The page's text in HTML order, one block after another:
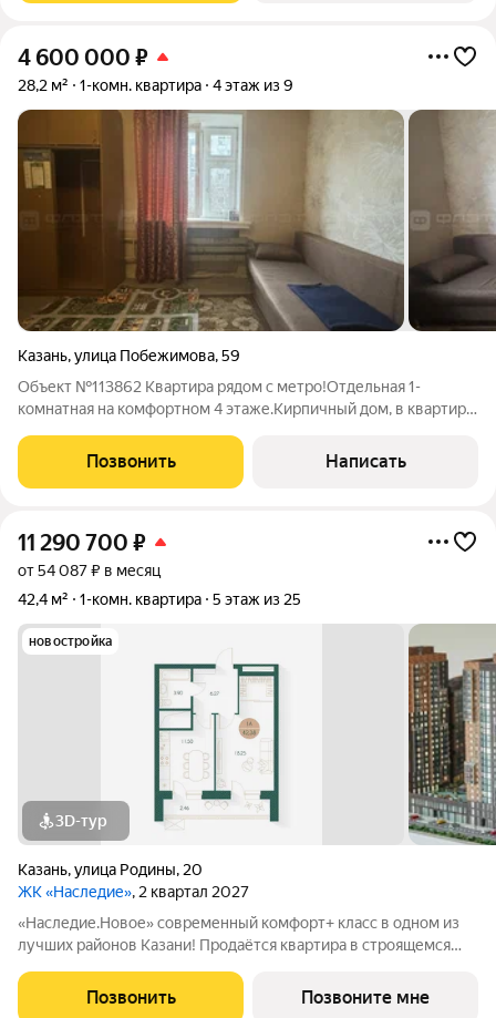
4 600 000 ₽
28,2 м² 1-комн. квартира 4 этаж из 9
Казань,улица Побежимова,59
Объект №113862 Квартира рядом с метро!Отдельная 1-
комнатная на комфортном 4 этаже.Кирпичный дом, в квартире
Собственный санузел по проекту. Общая площадь 28,2 кв.м.
Кухня 6,8 кв.м с выходом на
Позвонить Написать
11 290 700 ₽
от 54 087 ₽ в месяц
42,4 м²
1-комн. квартира 5 этаж из 25
новостройка
3D-тур
Казань,улица Родины, 20
ЖК «Наследие», 2 квартал 2027
«Наследие.Новое» современный комфорт+ класс в одном из
лучших районов Казани! Продаётся квартира в строящемся
застройщика СЗ «Глобал Плюс». Расположение: Советский
район, ул. Родины, 20 (рядом ул. Аделя
Позвонить Позвоните мне